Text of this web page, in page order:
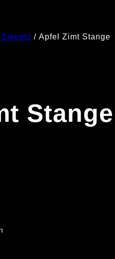
/ Apfel Zimt Stange
Stange